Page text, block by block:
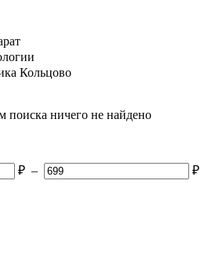
Кольцово
поиска ничего не найдено
₽ – ₽